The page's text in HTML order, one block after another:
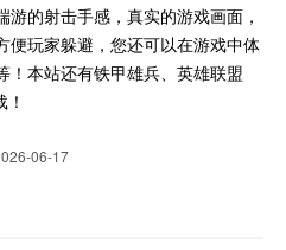
的射击手感，真实的游戏画面，
便玩家躲避，您还可以在游戏中体
！本站还有铁甲雄兵、英雄联盟
06-17